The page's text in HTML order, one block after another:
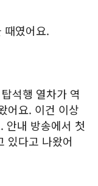
때였어요.
석행 열차가 역
어요. 이건 이상
안내 방송에서 첫
있다고 나왔어